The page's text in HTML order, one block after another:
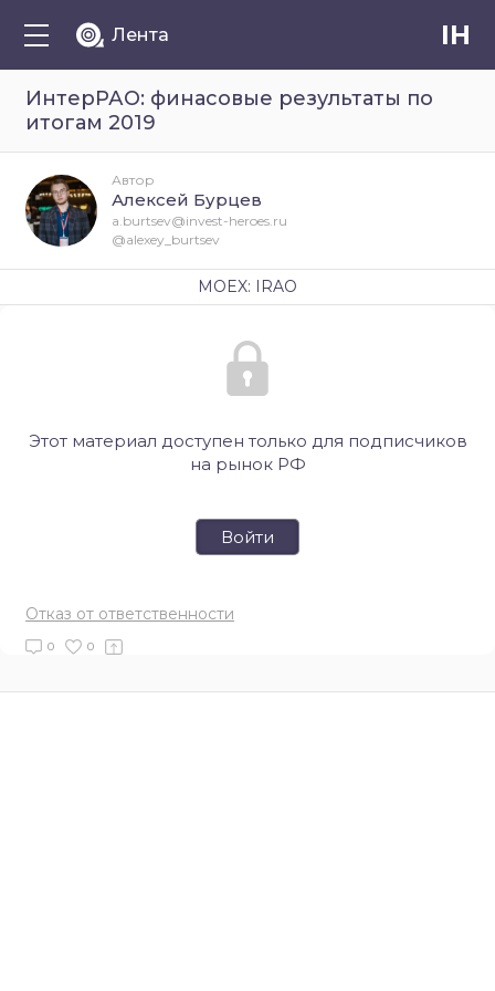
Лента IH
ИнтерРАО: финасовые результаты по
итогам 2019
Этот материал доступен только для подписчиков
на рынок РФ
Войти
Отказ от ответственности
0 0
Автор
Алексей Бурцев
a.burtsev@invest-heroes.ru
@alexey_burtsev
MOEX: IRAO